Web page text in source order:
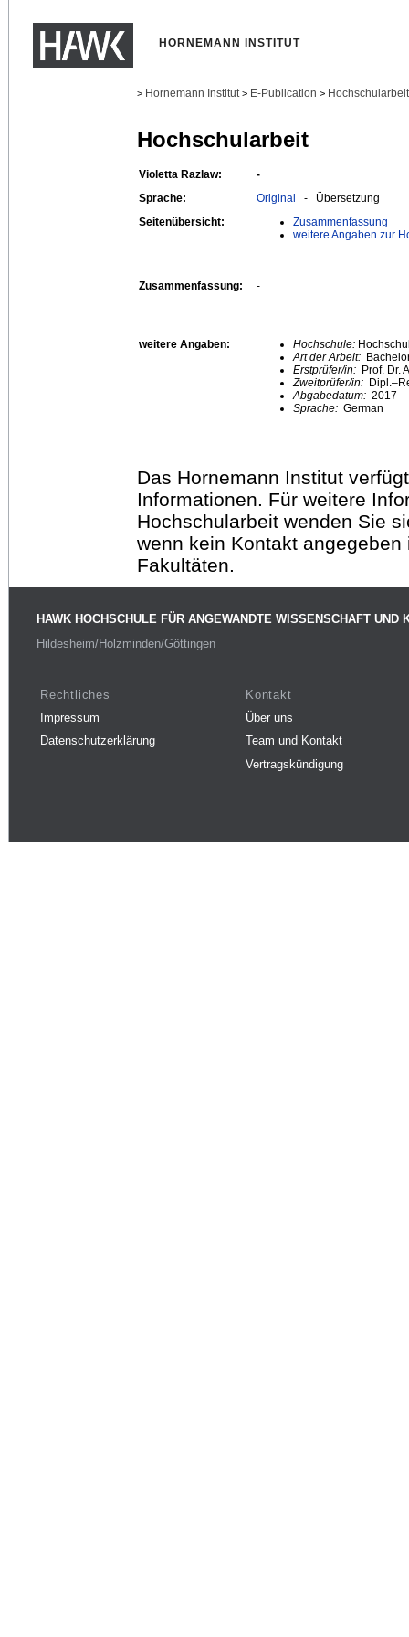
HORNEMANN INSTITUT
> Hornemann Institut > E-Publication >
Hochschularbeit
Violetta Razlaw:
-
Sprache:
Original - Übersetzung
Seitenübersicht:
Zusammenfassung
weitere Angaben zur
Zusammenfassung: -
weitere Angaben: Hochschule:
Art der Arbeit:
Erstprüfer/in: Prof. Dr.
Zweitprüfer/in:
Abgabedatum: 2017
Sprache: German
Das Hornemann Institut
Informationen. Für weitere
Hochschularbeit wenden Sie
wenn kein Kontakt
Fakultäten.
HAWK HOCHSCHULE FÜR ANGEWANDTE WISSENSCHAFT UND
Hildesheim/Holzminden/Göttingen
Rechtliches
Impressum
Datenschutzerklärung
Kontakt
Über uns
Team und Kontakt
Vertragskündigung